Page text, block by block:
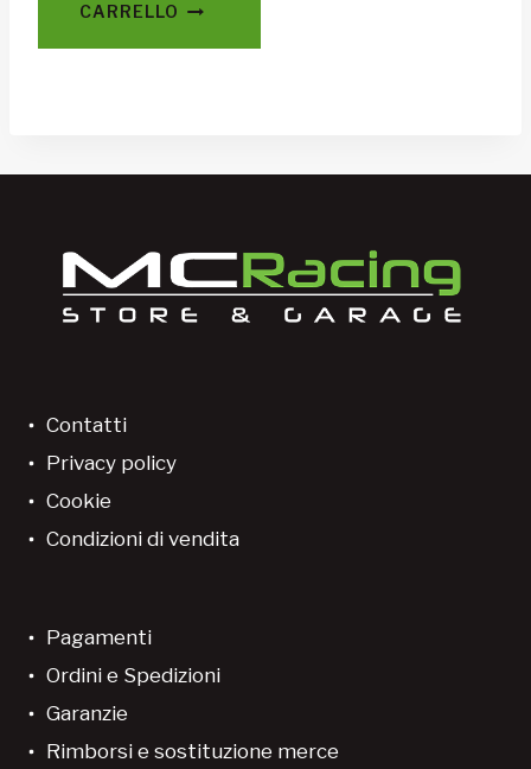
CARRELLO
Contatti
Privacy policy
Cookie
Condizioni di vendita
Pagamenti
Ordini e Spedizioni
Garanzie
Rimborsi e sostituzione merce